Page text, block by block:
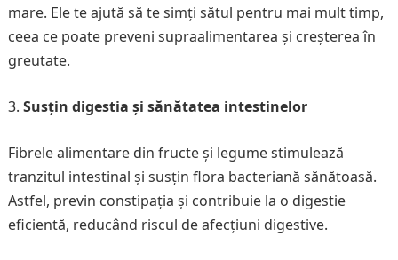
mare. Ele te ajută să te simți sătul pentru mai mult timp,
ceea ce poate preveni supraalimentarea și creșterea în
greutate.
Susțin digestia și sănătatea intestinelor
Fibrele alimentare din fructe și legume stimulează
tranzitul intestinal și susțin flora bacteriană sănătoasă.
Astfel, previn constipația și contribuie la o digestie
eficientă, reducând riscul de afecțiuni digestive.